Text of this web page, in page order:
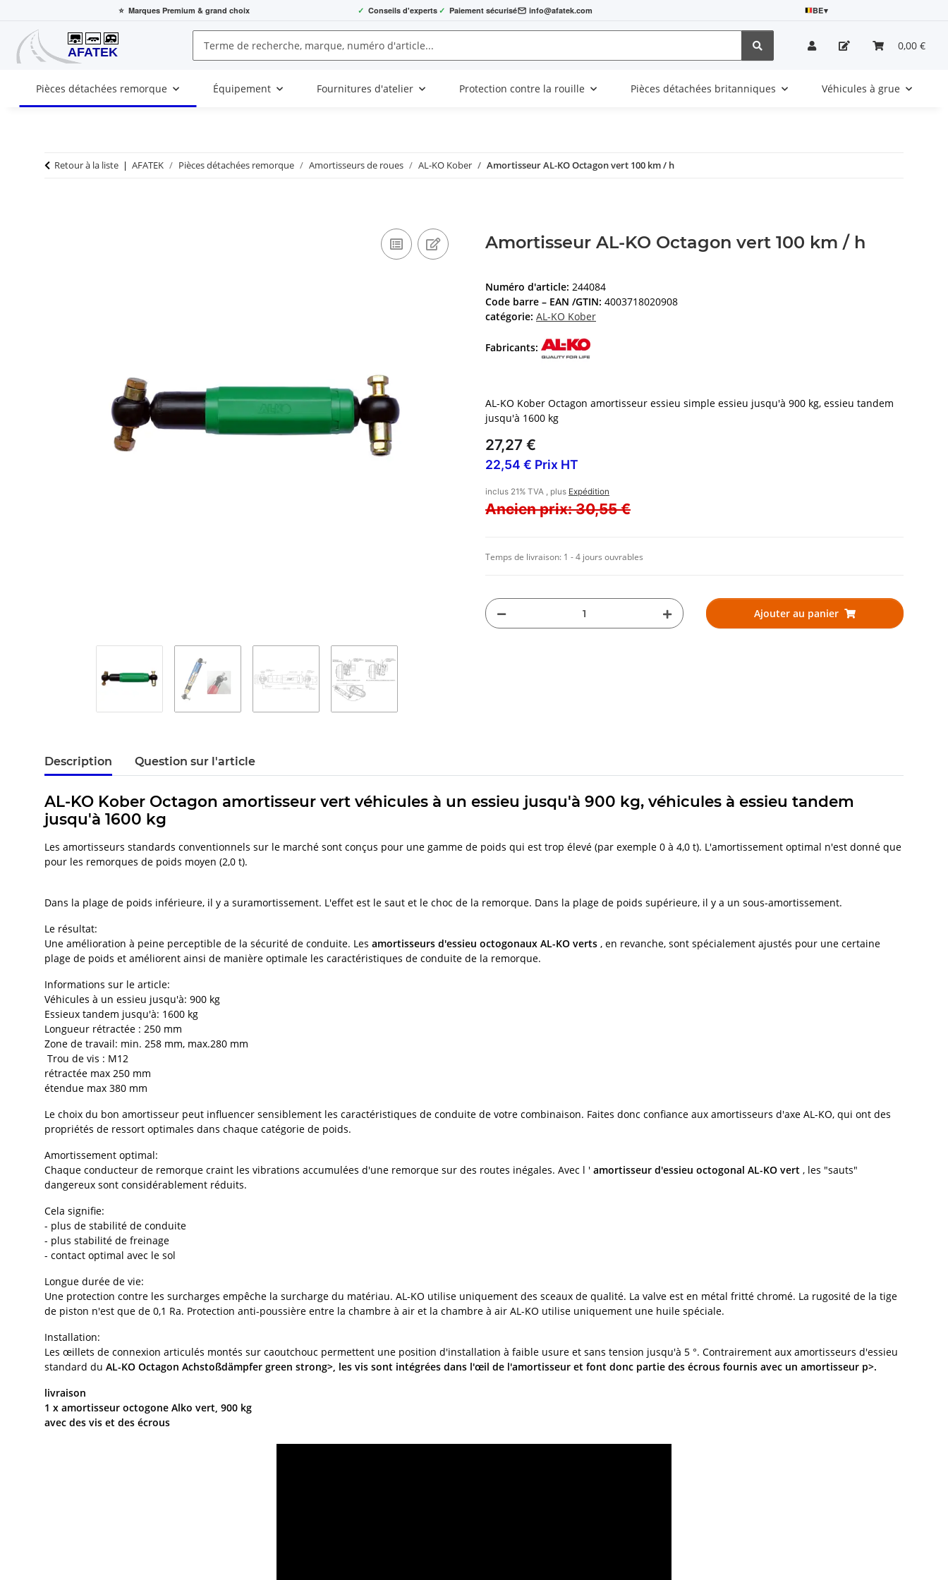
⭐ Marques Premium & grand choix ✓ Conseils d'experts ✓ Paiement sécurisé info@afatek.com BE▾
0,00 €
Pièces détachées remorque Équipement Fournitures d'atelier Protection contre la rouille Pièces détachées britanniques Véhicules à grue
Retour à la liste AFATEK Pièces détachées remorque Amortisseurs de roues AL-KO Kober Amortisseur AL-KO Octagon vert 100 km / h
Amortisseur AL-KO Octagon vert 100 km / h
Numéro d'article: 244084
Code barre – EAN /GTIN: 4003718020908
catégorie: AL-KO Kober
Fabricants:
AL-KO Kober Octagon amortisseur essieu simple essieu jusqu'à 900 kg, essieu tandem
jusqu'à 1600 kg
27,27 €
22,54 € Prix HT
inclus 21% TVA , plus Expédition
Ancien prix: 30,55 €
Temps de livraison: 1 - 4 jours ouvrables
Ajouter au panier
Description Question sur l'article
AL-KO Kober Octagon amortisseur vert véhicules à un essieu jusqu'à 900 kg, véhicules à essieu tandem
jusqu'à 1600 kg
Les amortisseurs standards conventionnels sur le marché sont conçus pour une gamme de poids qui est trop élevé (par exemple 0 à 4,0 t). L'amortissement optimal n'est donné que
pour les remorques de poids moyen (2,0 t).
Dans la plage de poids inférieure, il y a suramortissement. L'effet est le saut et le choc de la remorque. Dans la plage de poids supérieure, il y a un sous-amortissement.
Le résultat:
Une amélioration à peine perceptible de la sécurité de conduite. Les amortisseurs d'essieu octogonaux AL-KO verts , en revanche, sont spécialement ajustés pour une certaine
plage de poids et améliorent ainsi de manière optimale les caractéristiques de conduite de la remorque.
Informations sur le article:
Véhicules à un essieu jusqu'à: 900 kg
Essieux tandem jusqu'à: 1600 kg
Longueur rétractée : 250 mm
Zone de travail: min. 258 mm, max.280 mm
Trou de vis : M12
rétractée max 250 mm
étendue max 380 mm
Le choix du bon amortisseur peut influencer sensiblement les caractéristiques de conduite de votre combinaison. Faites donc confiance aux amortisseurs d'axe AL-KO, qui ont des
propriétés de ressort optimales dans chaque catégorie de poids.
Amortissement optimal:
Chaque conducteur de remorque craint les vibrations accumulées d'une remorque sur des routes inégales. Avec l ' amortisseur d'essieu octogonal AL-KO vert , les "sauts"
dangereux sont considérablement réduits.
Cela signifie:
- plus de stabilité de conduite
- plus stabilité de freinage
- contact optimal avec le sol
Longue durée de vie:
Une protection contre les surcharges empêche la surcharge du matériau. AL-KO utilise uniquement des sceaux de qualité. La valve est en métal fritté chromé. La rugosité de la tige
de piston n'est que de 0,1 Ra. Protection anti-poussière entre la chambre à air et la chambre à air AL-KO utilise uniquement une huile spéciale.
Installation:
Les œillets de connexion articulés montés sur caoutchouc permettent une position d'installation à faible usure et sans tension jusqu'à 5 °. Contrairement aux amortisseurs d'essieu
standard du AL-KO Octagon Achstoßdämpfer green strong>, les vis sont intégrées dans l'œil de l'amortisseur et font donc partie des écrous fournis avec un amortisseur p>.
livraison
1 x amortisseur octogone Alko vert, 900 kg
avec des vis et des écrous